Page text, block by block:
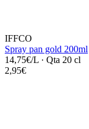
IFFCO
Spray pan gold 200ml
14,75€/L · Qta 20 cl
2,95€